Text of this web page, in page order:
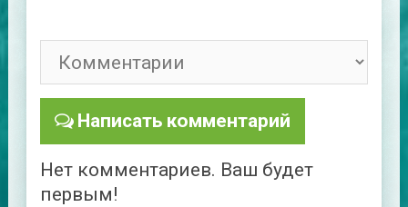
Написать комментарий
Нет комментариев. Ваш будет
первым!